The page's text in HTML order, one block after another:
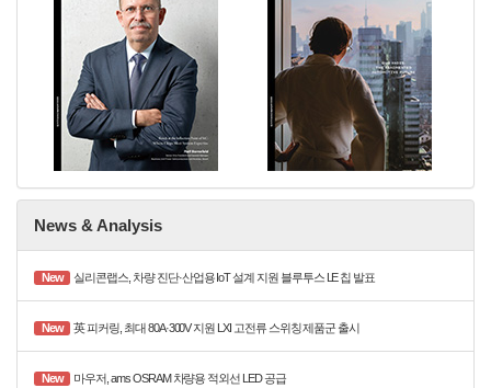
News & Analysis
New 실리콘랩스, 차량 진단·산업용 IoT 설계 지원 블루투스 LE 칩 발표
New 英 피커링, 최대 80A·300V 지원 LXI 고전류 스위칭 제품군 출시
New 마우저, ams OSRAM 차량용 적외선 LED 공급